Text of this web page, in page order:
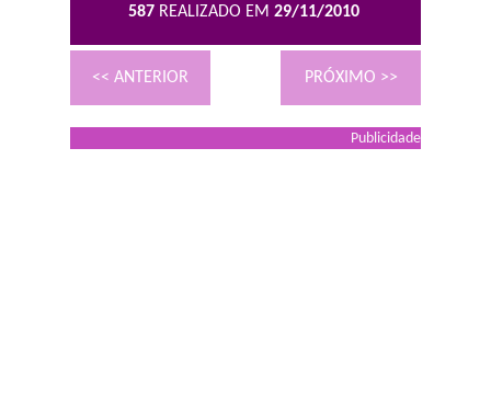
587 REALIZADO EM 29/11/2010
<< ANTERIOR PRÓXIMO >>
Publicidade